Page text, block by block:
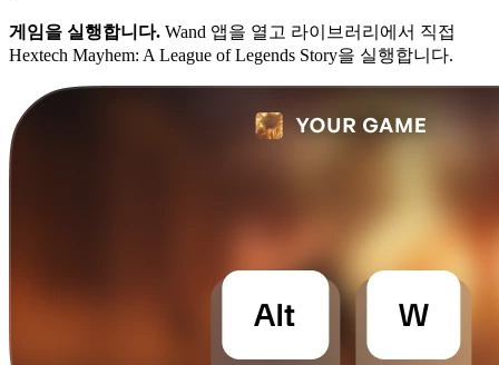
게임을 실행합니다. Wand 앱을 열고 라이브러리에서 직접
Hextech Mayhem: A League of Legends Story을 실행합니다.